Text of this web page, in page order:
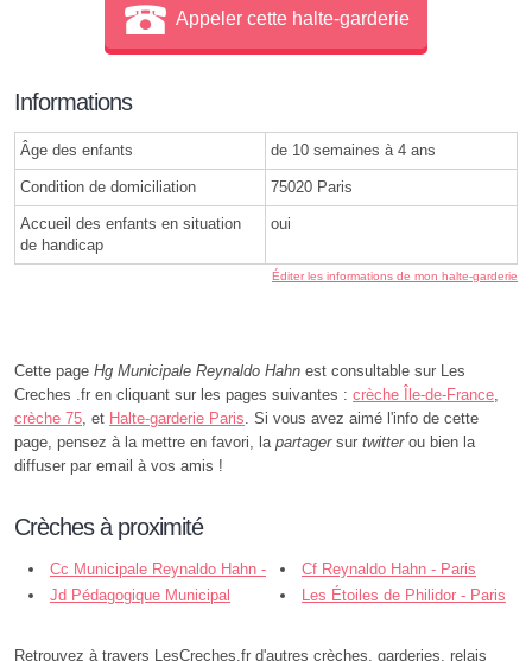
Appeler cette halte-garderie
Informations
Âge des enfants de 10 semaines à 4 ans
Condition de domiciliation 75020 Paris
Accueil des enfants en situation
de handicap
oui
Éditer les informations de mon halte-garderie
Cette page Hg Municipale Reynaldo Hahn est consultable sur Les
Creches .fr en cliquant sur les pages suivantes : crèche Île-de-France
crèche 75 , et Halte-garderie Paris . Si vous avez aimé l'info de cette
page, pensez à la mettre en favori, la partagersur twitterou bien la
diffuser par email à vos amis !
Crèches à proximité
Cc Municipale Reynaldo Hahn -
Paris
Cf Reynaldo Hahn - Paris
Jd Pédagogique Municipal
Les Étoiles de Philidor - Paris
Retrouvez à travers LesCreches.fr d'autres crèches, garderies, relais